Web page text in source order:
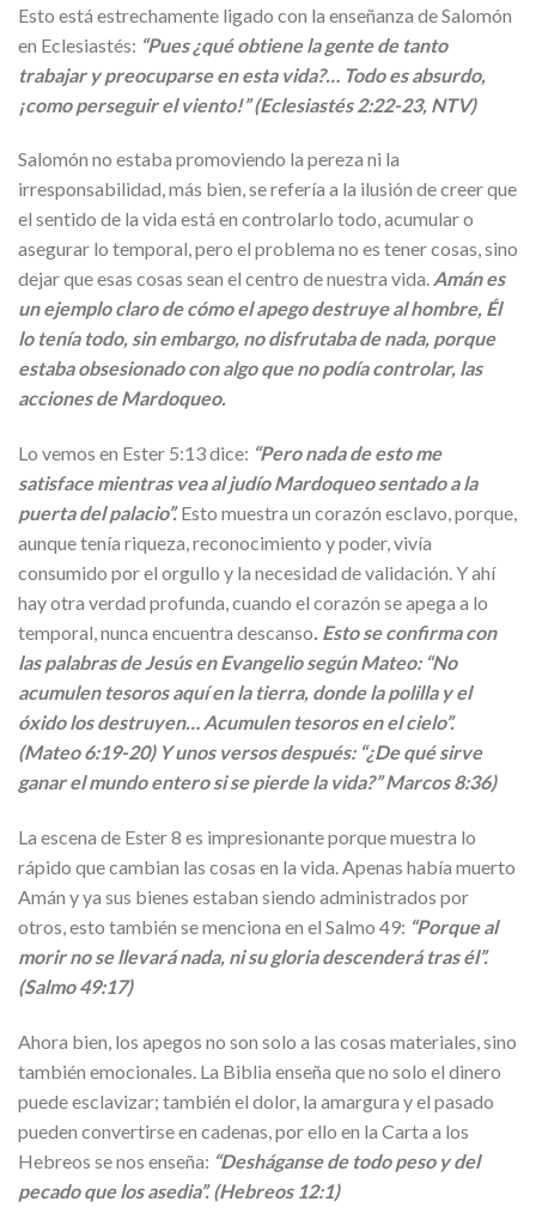
Esto está estrechamente ligado con la enseñanza de Salomón
en Eclesiastés: “Pues ¿qué obtiene la gente de tanto
trabajar y preocuparse en esta vida?… Todo es absurdo,
¡como perseguir el viento!” (Eclesiastés 2:22-23, NTV)
Salomón no estaba promoviendo la pereza ni la
irresponsabilidad, más bien, se refería a la ilusión de creer que
el sentido de la vida está en controlarlo todo, acumular o
asegurar lo temporal, pero el problema no es tener cosas, sino
dejar que esas cosas sean el centro de nuestra vida. Amán es
un ejemplo claro de cómo el apego destruye al hombre, Él
lo tenía todo, sin embargo, no disfrutaba de nada, porque
estaba obsesionado con algo que no podía controlar, las
acciones de Mardoqueo.
Lo vemos en Ester 5:13 dice: “Pero nada de esto me
satisface mientras vea al judío Mardoqueo sentado a la
puerta del palacio”.Esto muestra un corazón esclavo, porque,
aunque tenía riqueza, reconocimiento y poder, vivía
consumido por el orgullo y la necesidad de validación. Y ahí
hay otra verdad profunda, cuando el corazón se apega a lo
temporal, nunca encuentra descanso. Esto se confirma con
las palabras de Jesús en Evangelio según Mateo: “No
acumulen tesoros aquí en la tierra, donde la polilla y el
óxido los destruyen… Acumulen tesoros en el cielo”.
(Mateo 6:19-20) Y unos versos después: “¿De qué sirve
ganar el mundo entero si se pierde la vida?” Marcos 8:36)
La escena de Ester 8 es impresionante porque muestra lo
rápido que cambian las cosas en la vida. Apenas había muerto
Amán y ya sus bienes estaban siendo administrados por
otros, esto también se menciona en el Salmo 49: “Porque al
morir no se llevará nada, ni su gloria descenderá tras él”.
(Salmo 49:17)
Ahora bien, los apegos no son solo a las cosas materiales, sino
también emocionales. La Biblia enseña que no solo el dinero
puede esclavizar; también el dolor, la amargura y el pasado
pueden convertirse en cadenas, por ello en la Carta a los
Hebreos se nos enseña: “Desháganse de todo peso y del
pecado que los asedia”. (Hebreos 12:1)